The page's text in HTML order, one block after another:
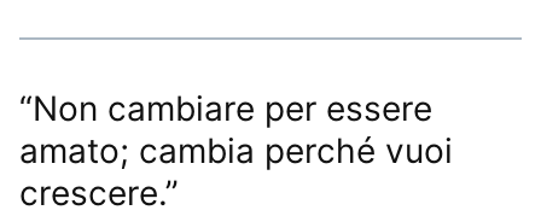
“Non cambiare per essere
amato; cambia perché vuoi
crescere.”